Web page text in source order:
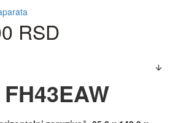
RSD